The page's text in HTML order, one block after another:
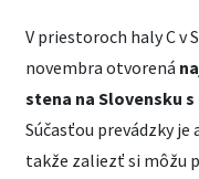
V priestoroch haly C v
novembra otvorená
stena na Slovensku
Súčasťou prevádzky je
takže zaliezť si môžu